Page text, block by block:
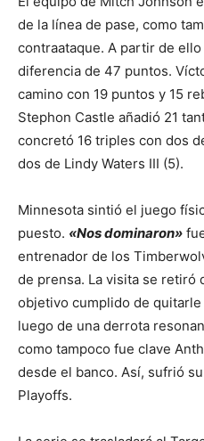
de la línea de pase, como
contraataque. A partir de
diferencia de 47 puntos.
camino con 19 puntos y 15
Stephon Castle añadió 21
concretó 16 triples con dos
dos de Lindy Waters III (5).
Minnesota sintió el juego
puesto. «Nos dominaron»
entrenador de los
de prensa. La visita se retiró
objetivo cumplido de
luego de una derrota
como tampoco fue clave
desde el banco. Así, sufrió
Playoffs.